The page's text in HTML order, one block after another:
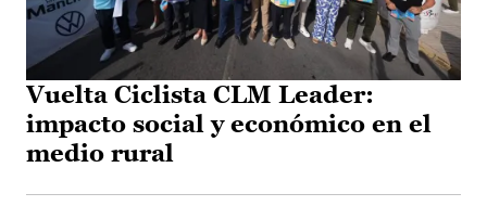
Vuelta Ciclista CLM Leader:
impacto social y económico en el
medio rural